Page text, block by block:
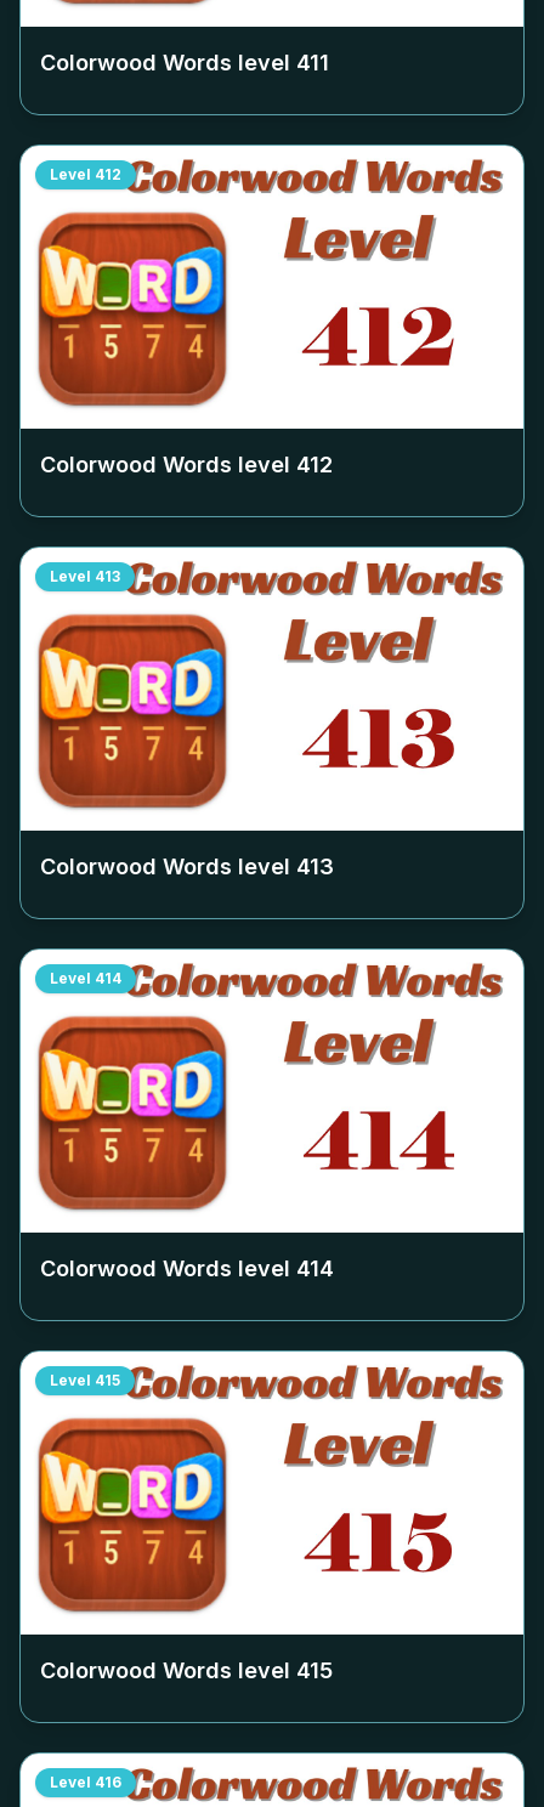
Colorwood Words level 411
Level 412
Colorwood Words level 412
Level 413
Colorwood Words level 413
Level 414
Colorwood Words level 414
Level 415
Colorwood Words level 415
Level 416